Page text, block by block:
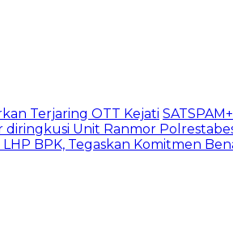
Terjaring OTT Kejati
diringkusi Unit Ranmor
BPK, Tegaskan Komitmen